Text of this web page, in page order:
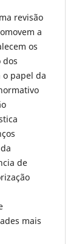
revisão
a
os
papel da
de
mais